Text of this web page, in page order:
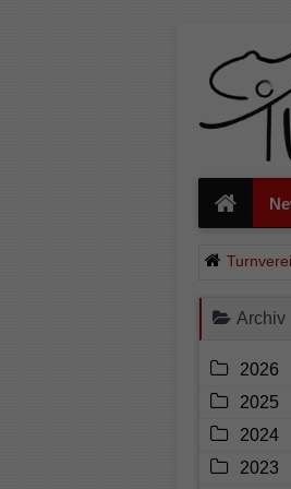
überspringen
Archiv
2026
2025
2024
2023